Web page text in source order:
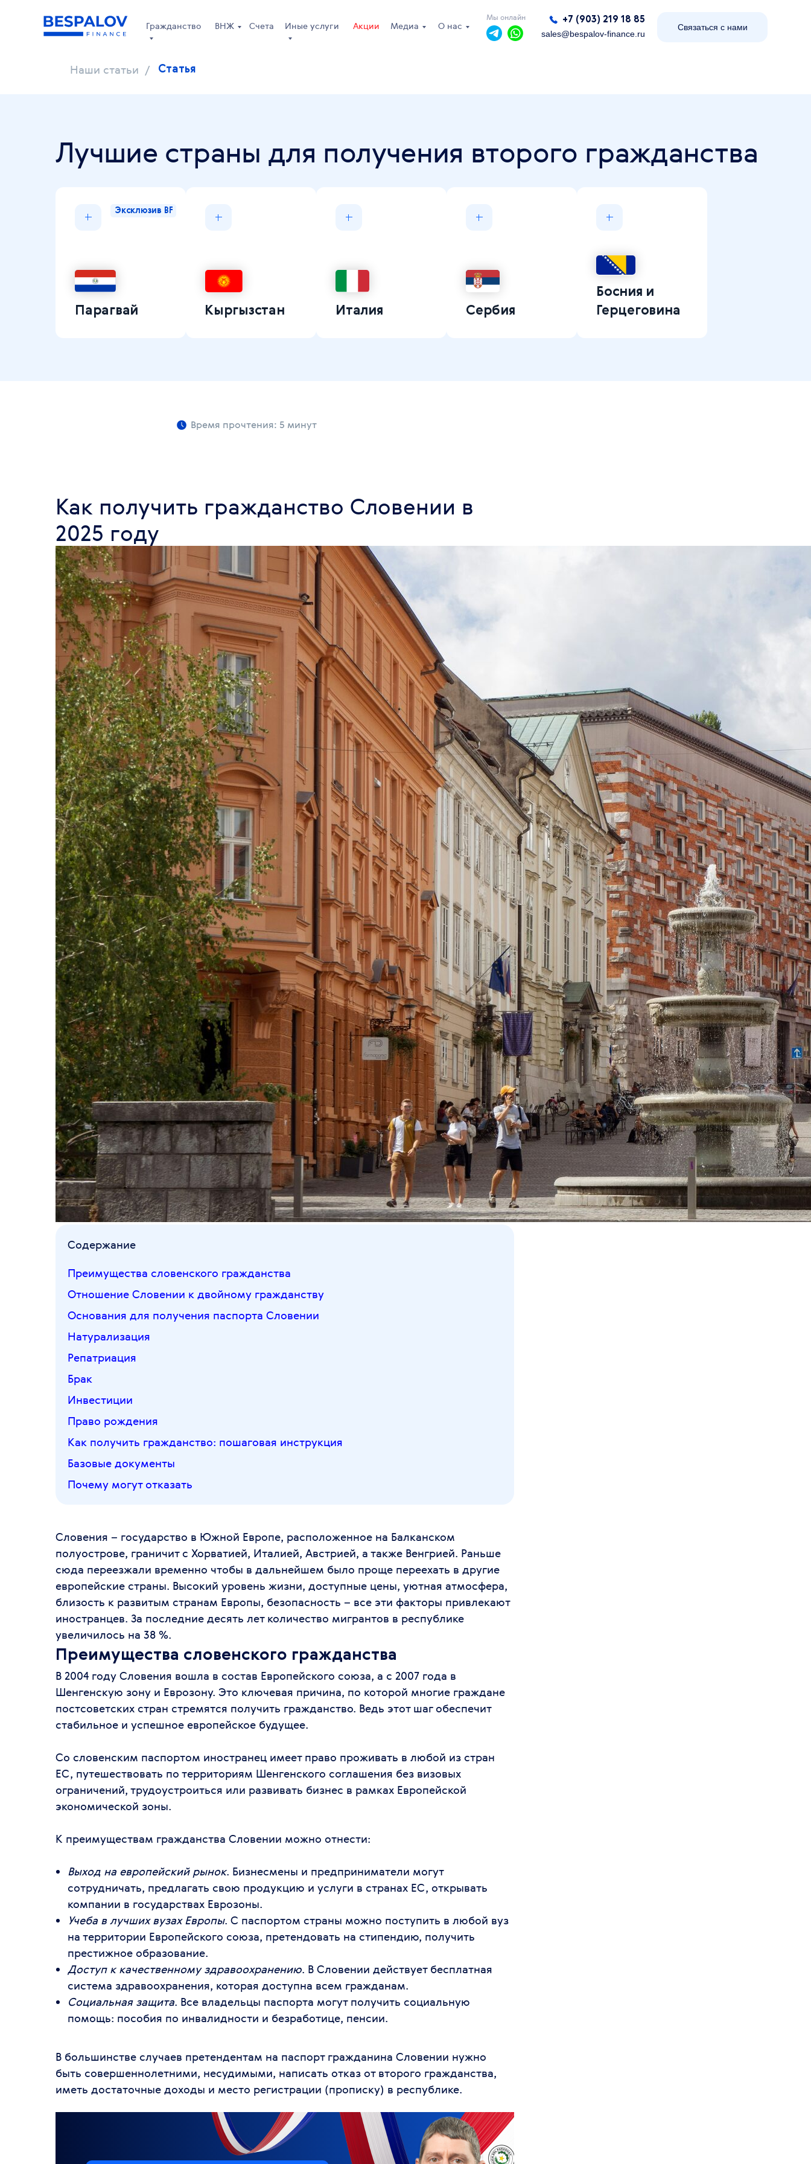
Связаться с нами
sales@bespalov-finance.ru
Мы онлайн
пн-пт: 10.00 - 19.00
Акции О нас
Иные услуги Медиа
ВНЖ Счета
Гражданство
+7 (903) 219 18 85
Наши статьи / Статья
Лучшие страны для получения второго гражданства
Эксклюзив BF
Парагвай Кыргызстан Италия Сербия
Босния и
Герцеговина
Время прочтения: 5 минут
Как получить гражданство Словении в
2025 году
Содержание
Преимущества словенского гражданства
Отношение Словении к двойному гражданству
Основания для получения паспорта Словении
Натурализация
Репатриация
Брак
Инвестиции
Право рождения
Как получить гражданство: пошаговая инструкция
Базовые документы
Почему могут отказать
Словения – государство в Южной Европе, расположенное на Балканском
полуострове, граничит с Хорватией, Италией, Австрией, а также Венгрией. Раньше
сюда переезжали временно чтобы в дальнейшем было проще переехать в другие
европейские страны. Высокий уровень жизни, доступные цены, уютная атмосфера,
близость к развитым странам Европы, безопасность – все эти факторы привлекают
иностранцев. За последние десять лет количество мигрантов в республике
увеличилось на 38 %.
Преимущества словенского гражданства
В 2004 году Словения вошла в состав Европейского союза, а с 2007 года в
Шенгенскую зону и Еврозону. Это ключевая причина, по которой многие граждане
постсоветских стран стремятся получить гражданство. Ведь этот шаг обеспечит
стабильное и успешное европейское будущее.
Со словенским паспортом иностранец имеет право проживать в любой из стран
ЕС, путешествовать по территориям Шенгенского соглашения без визовых
ограничений, трудоустроиться или развивать бизнес в рамках Европейской
экономической зоны.
К преимуществам гражданства Словении можно отнести:
Выход на европейский рынок. Бизнесмены и предприниматели могут
сотрудничать, предлагать свою продукцию и услуги в странах ЕС, открывать
компании в государствах Еврозоны.
Учеба в лучших вузах Европы. С паспортом страны можно поступить в любой вуз
на территории Европейского союза, претендовать на стипендию, получить
престижное образование.
Доступ к качественному здравоохранению. В Словении действует бесплатная
система здравоохранения, которая доступна всем гражданам.
Социальная защита. Все владельцы паспорта могут получить социальную
помощь: пособия по инвалидности и безработице, пенсии.
В большинстве случаев претендентам на паспорт гражданина Словении нужно
быть совершеннолетними, несудимыми, написать отказ от второго гражданства,
иметь достаточные доходы и место регистрации (прописку) в республике.